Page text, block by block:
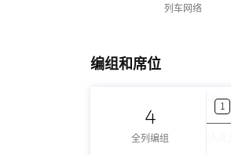
列车网络
编组和席位
4
全列编组
1